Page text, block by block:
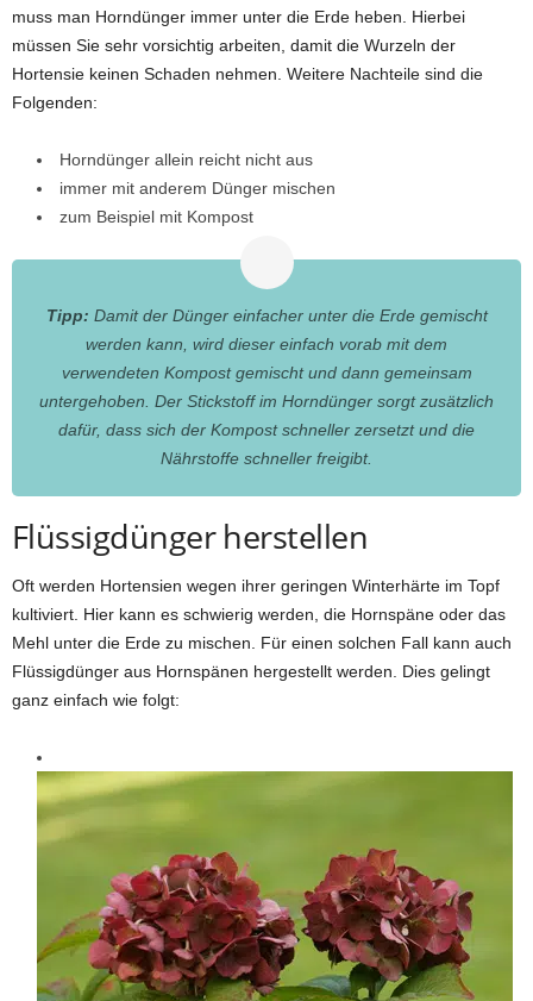
muss man Horndünger immer unter die Erde heben. Hierbei
müssen Sie sehr vorsichtig arbeiten, damit die Wurzeln der
Hortensie keinen Schaden nehmen. Weitere Nachteile sind die
Folgenden:
Horndünger allein reicht nicht aus
immer mit anderem Dünger mischen
zum Beispiel mit Kompost
Tipp: Damit der Dünger einfacher unter die Erde gemischt
werden kann, wird dieser einfach vorab mit dem
verwendeten Kompost gemischt und dann gemeinsam
untergehoben. Der Stickstoff im Horndünger sorgt zusätzlich
dafür, dass sich der Kompost schneller zersetzt und die
Nährstoffe schneller freigibt.
Flüssigdünger herstellen
Oft werden Hortensien wegen ihrer geringen Winterhärte im Topf
kultiviert. Hier kann es schwierig werden, die Hornspäne oder das
Mehl unter die Erde zu mischen. Für einen solchen Fall kann auch
Flüssigdünger aus Hornspänen hergestellt werden. Dies gelingt
ganz einfach wie folgt: